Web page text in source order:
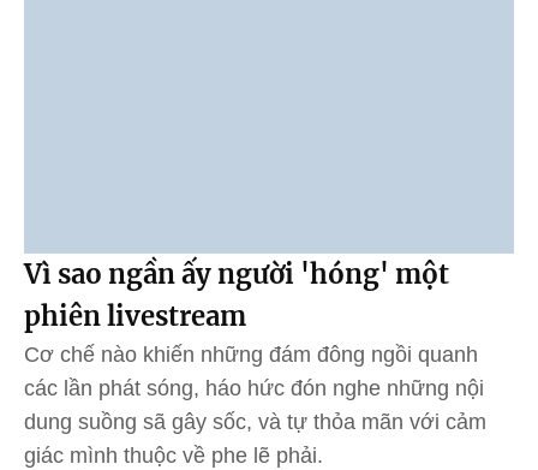
Vì sao ngần ấy người 'hóng' một
phiên livestream
Cơ chế nào khiến những đám đông ngồi quanh
các lần phát sóng, háo hức đón nghe những nội
dung suồng sã gây sốc, và tự thỏa mãn với cảm
giác mình thuộc về phe lẽ phải.